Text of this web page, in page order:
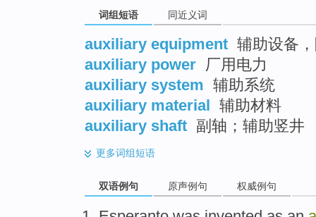
词组短语 同近义词
auxiliary equipment 辅助设备
auxiliary power 厂用电力
auxiliary system 辅助系统
auxiliary material
辅助材料
auxiliary shaft 副轴；辅助竖井
更多词组短语
双语例句 原声例句 权威例句